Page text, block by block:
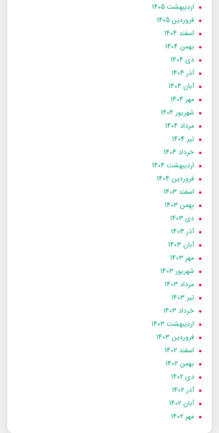
ارديبهشت 1405
فروردین 1405
اسفند 1404
بهمن 1404
دی 1404
آذر 1404
آبان 1404
مهر 1404
شهریور 1404
مرداد 1404
تير 1404
خرداد 1404
ارديبهشت 1404
فروردین 1404
اسفند 1403
بهمن 1403
دی 1403
آذر 1403
آبان 1403
مهر 1403
شهریور 1403
مرداد 1403
تير 1403
خرداد 1403
ارديبهشت 1403
فروردین 1403
اسفند 1402
بهمن 1402
دی 1402
آذر 1402
آبان 1402
مهر 1402